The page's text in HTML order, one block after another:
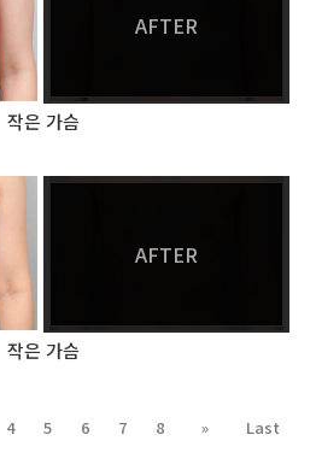
AFTER
작은 가슴
AFTER
작은 가슴
4 5 6 7 8 » Last